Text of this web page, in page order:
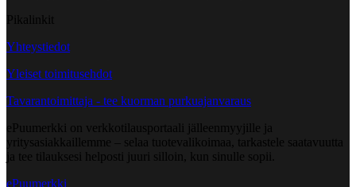
Pikalinkit
Yhteystiedot
Yleiset toimitusehdot
Tavarantoimittaja - tee kuorman purkuajanvaraus
ePuumerkki on verkkotilausportaali jälleenmyyjille ja
yritysasiakkaillemme – selaa tuotevalikoimaa, tarkastele saatavuutta
ja tee tilauksesi helposti juuri silloin, kun sinulle sopii.
ePuumerkki